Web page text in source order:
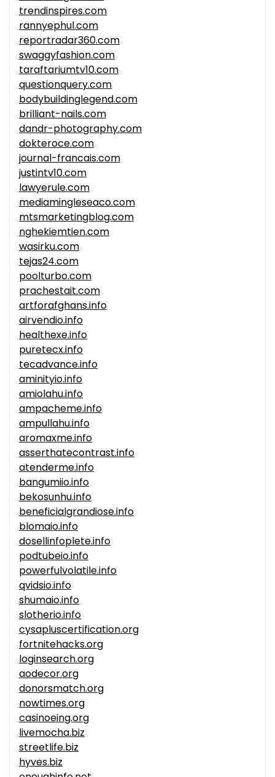
trendinspires.com
rannyephul.com
reportradar360.com
swaggyfashion.com
taraftariumtv10.com
questionquery.com
bodybuildinglegend.com
brilliant-nails.com
dandr-photography.com
dokteroce.com
journal-francais.com
justintv10.com
lawyerule.com
mediamingleseaco.com
mtsmarketingblog.com
nghekiemtien.com
wasirku.com
tejas24.com
poolturbo.com
prachestait.com
artforafghans.info
airvendio.info
healthexe.info
puretecx.info
tecadvance.info
aminityio.info
amiolahu.info
ampacheme.info
ampullahu.info
aromaxme.info
asserthatecontrast.info
atenderme.info
bangumiio.info
bekosunhu.info
beneficialgrandiose.info
blomaio.info
dosellinfoplete.info
podtubeio.info
powerfulvolatile.info
qvidsio.info
shumaio.info
slotherio.info
cysapluscertification.org
fortnitehacks.org
loginsearch.org
aodecor.org
donorsmatch.org
nowtimes.org
casinoeing.org
livemocha.biz
streetlife.biz
hyves.biz